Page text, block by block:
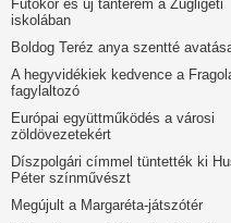
Futókör és új tanterem a Zugligeti
iskolában
Boldog Teréz anya szentté
A hegyvidékiek kedvence a
fagylaltozó
Európai együttműködés a városi
zöldövezetekért
Díszpolgári címmel tüntették ki
Péter színművészt
Megújult a Margaréta-játszótér